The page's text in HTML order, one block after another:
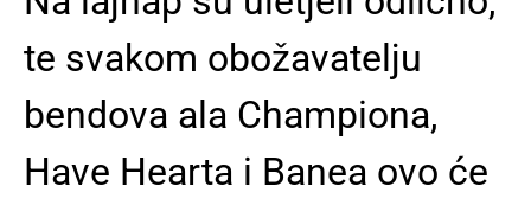
te svakom obožavatelju
bendova ala Championa,
Have Hearta i Banea ovo će